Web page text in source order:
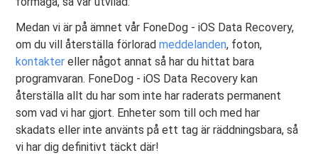
Medan vi är på ämnet vår FoneDog - iOS Data Recovery,
om du vill återställa förloradmeddelanden, foton,
kontakter eller något annat så har du hittat bara
programvaran. FoneDog - iOS Data Recovery kan
återställa allt du har som inte har raderats permanent
som vad vi har gjort. Enheter som till och med har
skadats eller inte använts på ett tag är räddningsbara, så
vi har dig definitivt täckt där!